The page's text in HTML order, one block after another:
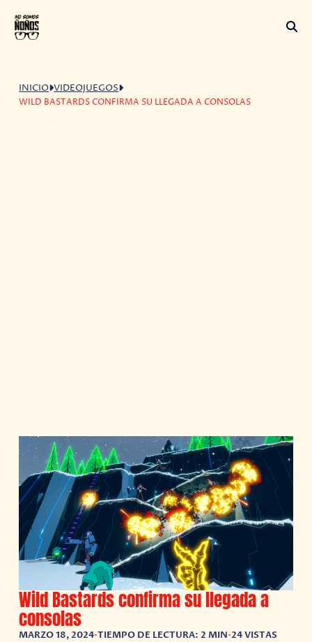
INICIO VIDEOJUEGOS
WILD BASTARDS CONFIRMA SU LLEGADA A CONSOLAS
Wild Bastards confirma su llegada a
consolas
MARZO 18, 2024•TIEMPO DE LECTURA: 2 MIN•24 VISTAS